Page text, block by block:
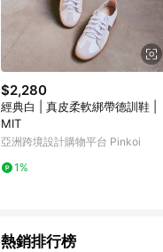
$2,280
經典白 | 真皮柔軟綁帶德訓鞋 |
MIT
亞洲跨境設計購物平台 Pinkoi
1%
熱銷排行榜